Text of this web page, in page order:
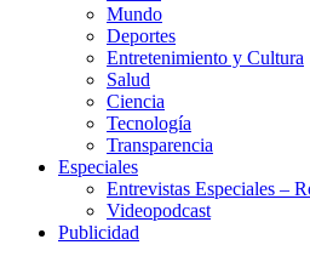
Mundo
Deportes
Entretenimiento y Cultura
Salud
Ciencia
Tecnología
Transparencia
Especiales
Entrevistas Especiales –
Videopodcast
Publicidad